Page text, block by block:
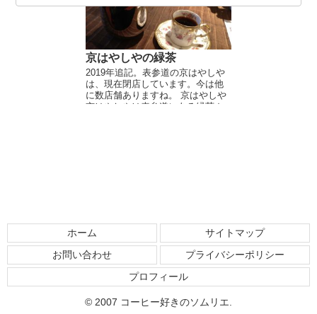
京はやしやの緑茶
2019年追記。表参道の京はやしや
は、現在閉店しています。今は他
に数店舗ありますね。 京はやしや
京はやしやは表参道にある緑茶カ
ホーム
サイトマップ
お問い合わせ
プライバシーポリシー
プロフィール
© 2007 コーヒー好きのソムリエ.